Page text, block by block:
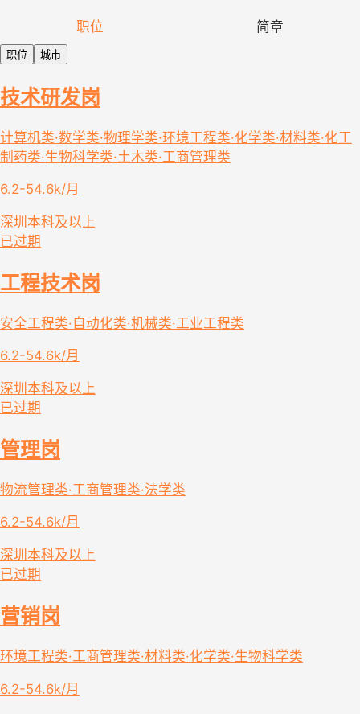
职位 简章
职位 城市
技术研发岗
计算机类·数学类·物理学类·环境工程类·化学类·材料类·化工
制药类·生物科学类·土木类·工商管理类
6.2-54.6k/月
深圳 本科及以上
已过期
工程技术岗
安全工程类·自动化类·机械类·工业工程类
6.2-54.6k/月
深圳 本科及以上
已过期
管理岗
物流管理类·工商管理类·法学类
6.2-54.6k/月
深圳 本科及以上
已过期
营销岗
环境工程类·工商管理类·材料类·化学类·生物科学类
6.2-54.6k/月